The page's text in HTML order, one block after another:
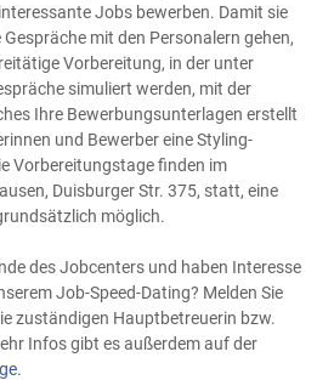
Jobs bewerben. Damit sie
mit den Personalern gehen,
Vorbereitung, in der unter
simuliert werden, mit der
Ihre Bewerbungsunterlagen erstellt
und Bewerber eine Styling-
Vorbereitungstage finden im
Duisburger Str. 375, statt, eine
möglich.
des Jobcenters und haben Interesse
Job-Speed-Dating? Melden Sie
zuständigen Hauptbetreuerin bzw.
Infos gibt es außerdem auf der
.